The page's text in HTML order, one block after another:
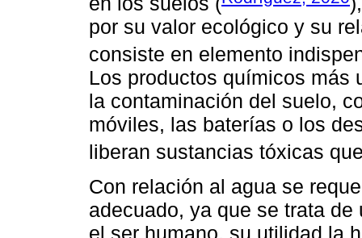
por su valor ecológico y su
consiste en elemento
Los productos químicos más
la contaminación del suelo,
móviles, las baterías o los
liberan sustancias tóxicas
Con relación al agua se
adecuado, ya que se trata
el ser humano, su utilidad la